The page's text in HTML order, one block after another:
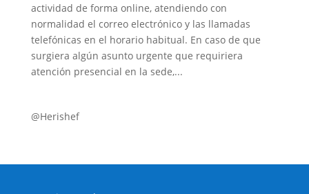
actividad de forma online, atendiendo con
normalidad el correo electrónico y las llamadas
telefónicas en el horario habitual. En caso de que
surgiera algún asunto urgente que requiriera
atención presencial en la sede,...
@Herishef